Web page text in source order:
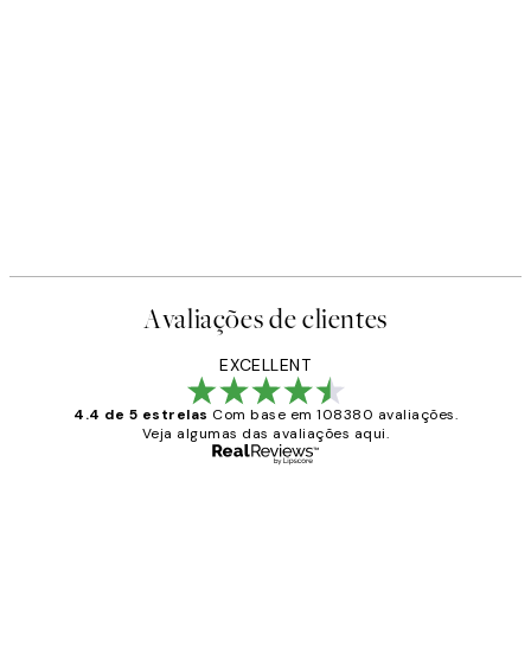
Avaliações de clientes
EXCELLENT
4.4 de 5 estrelas Com base em 108380 avaliações.
Veja algumas das avaliações aqui.